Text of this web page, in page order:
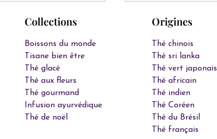
Collections
Boissons du monde
Tisane bien être
Thé glacé
Thé aux fleurs
Thé gourmand
Infusion ayurvédique
Thé de noël
Origines
Thé chinois
Thé sri lanka
Thé vert japonais
Thé africain
Thé indien
Thé Coréen
Thé du Brésil
Thé français